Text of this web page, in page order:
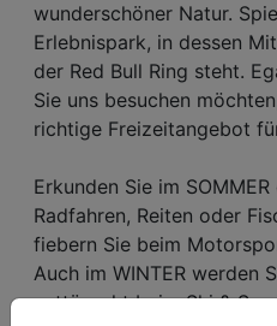
wunderschöner Natur.
Erlebnispark, in dessen
der Red Bull Ring steht.
Sie uns besuchen
richtige Freizeitangebot
Erkunden Sie im
Radfahren, Reiten oder
fiebern Sie beim
Auch im WINTER werden
enttäuscht beim Ski &